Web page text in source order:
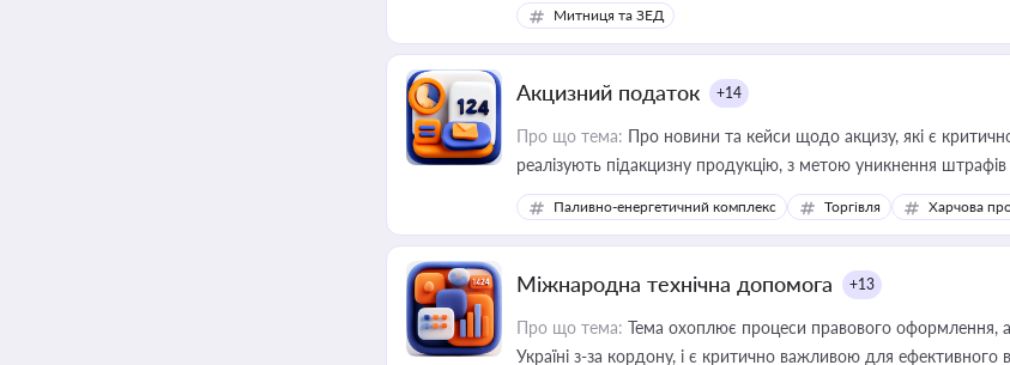
Митниця та ЗЕД
Акцизний податок +14
Про що тема: Про новини та кейси щодо акцизу, які є
реалізують підакцизну продукцію, з метою уникнення
Паливно-енергетичний комплекс Торгівля Харчова
Міжнародна технічна допомога +13
Про що тема: Тема охоплює процеси правового оформлення,
Україні з-за кордону, і є критично важливою для ефективного